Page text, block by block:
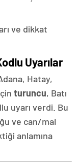
ve dikkat
Uyarılar
Hatay,
turuncu, Batı
uyarı verdi. Bu
ve can/mal
anlamına